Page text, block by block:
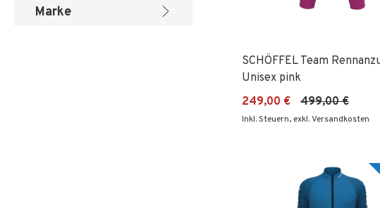
SCHÖFFEL Team
Unisex pink
249,00 €
499,00 €
Inkl. Steuern, exkl. Versandkosten
Marke